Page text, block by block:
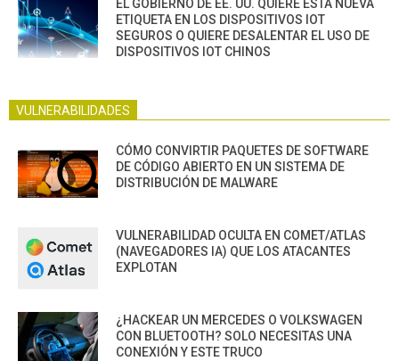
EL GOBIERNO DE EE. UU. QUIERE ESTA NUEVA
ETIQUETA EN LOS DISPOSITIVOS IOT
SEGUROS O QUIERE DESALENTAR EL USO DE
DISPOSITIVOS IOT CHINOS
VULNERABILIDADES
CÓMO CONVIRTIR PAQUETES DE SOFTWARE
DE CÓDIGO ABIERTO EN UN SISTEMA DE
DISTRIBUCIÓN DE MALWARE
VULNERABILIDAD OCULTA EN COMET/ATLAS
(NAVEGADORES IA) QUE LOS ATACANTES
EXPLOTAN
¿HACKEAR UN MERCEDES O VOLKSWAGEN
CON BLUETOOTH? SOLO NECESITAS UNA
CONEXIÓN Y ESTE TRUCO